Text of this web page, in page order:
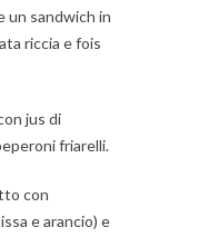
un sandwich in
riccia e fois
jus di
friarelli.
con
e arancio) e